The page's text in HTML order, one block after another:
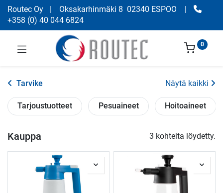
Routec Oy | Oksakarhinmäki 8 02340 ESPOO
|
+358 (0) 40 044 6824
0
Tarvike Näytä kaikki
Tarjoustuotteet Pesuaineet Hoitoaineet
Kauppa 3 kohteita löydetty.